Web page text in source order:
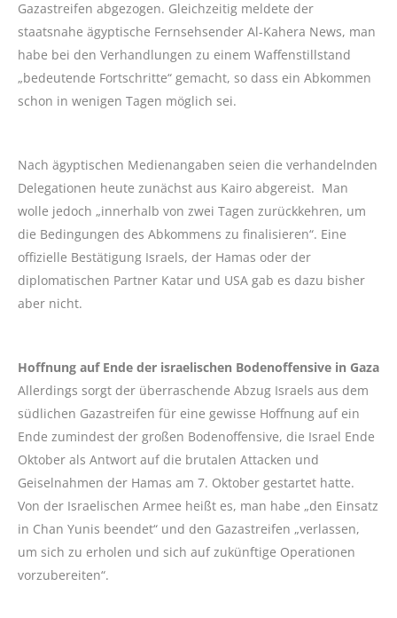
Gazastreifen abgezogen. Gleichzeitig meldete der
staatsnahe ägyptische Fernsehsender Al-Kahera News, man
habe bei den Verhandlungen zu einem Waffenstillstand
„bedeutende Fortschritte“ gemacht, so dass ein Abkommen
schon in wenigen Tagen möglich sei.
Nach ägyptischen Medienangaben seien die verhandelnden
Delegationen heute zunächst aus Kairo abgereist. Man
wolle jedoch „innerhalb von zwei Tagen zurückkehren, um
die Bedingungen des Abkommens zu finalisieren“. Eine
offizielle Bestätigung Israels, der Hamas oder der
diplomatischen Partner Katar und USA gab es dazu bisher
aber nicht.
Hoffnung auf Ende der israelischen Bodenoffensive in Gaza
Allerdings sorgt der überraschende Abzug Israels aus dem
südlichen Gazastreifen für eine gewisse Hoffnung auf ein
Ende zumindest der großen Bodenoffensive, die Israel Ende
Oktober als Antwort auf die brutalen Attacken und
Geiselnahmen der Hamas am 7. Oktober gestartet hatte.
Von der Israelischen Armee heißt es, man habe „den Einsatz
in Chan Yunis beendet“ und den Gazastreifen „verlassen,
um sich zu erholen und sich auf zukünftige Operationen
vorzubereiten“.